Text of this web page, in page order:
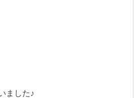
ました♪